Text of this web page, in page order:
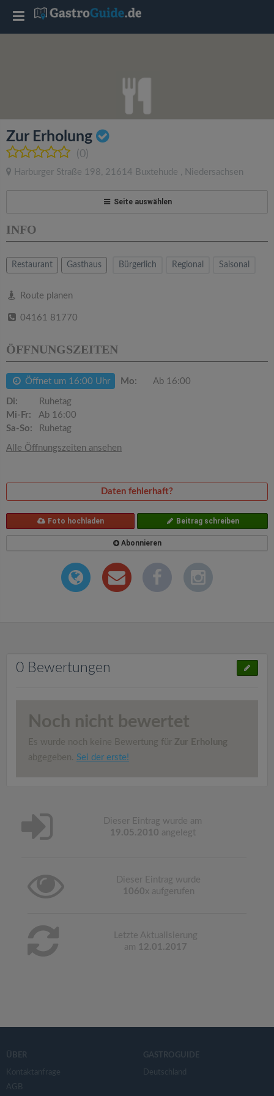
Zur Erholung
(0)
Harburger Straße 198, 21614 Buxtehude , Niedersachsen
Seite auswählen
INFO
Restaurant Gasthaus Bürgerlich Regional Saisonal
Route planen
04161 81770
ÖFFNUNGSZEITEN
Öffnet um 16:00 Uhr Mo: Ab 16:00
Di:
Ruhetag
Mi-Fr:
Ab 16:00
Sa-So:
Ruhetag
Alle Öffnungszeiten ansehen
Daten fehlerhaft?
Foto hochladen Beitrag schreiben
Abonnieren
0 Bewertungen
Noch nicht bewertet
Es wurde noch keine Bewertung für Zur Erholung
abgegeben. Sei der erste!
Dieser Eintrag wurde am
19.05.2010 angelegt
Dieser Eintrag wurde
1060x aufgerufen
Letzte Aktualisierung
am 12.01.2017
ÜBER
Kontaktanfrage
AGB
GASTROGUIDE
Deutschland
T
l
e
a
v
a
n